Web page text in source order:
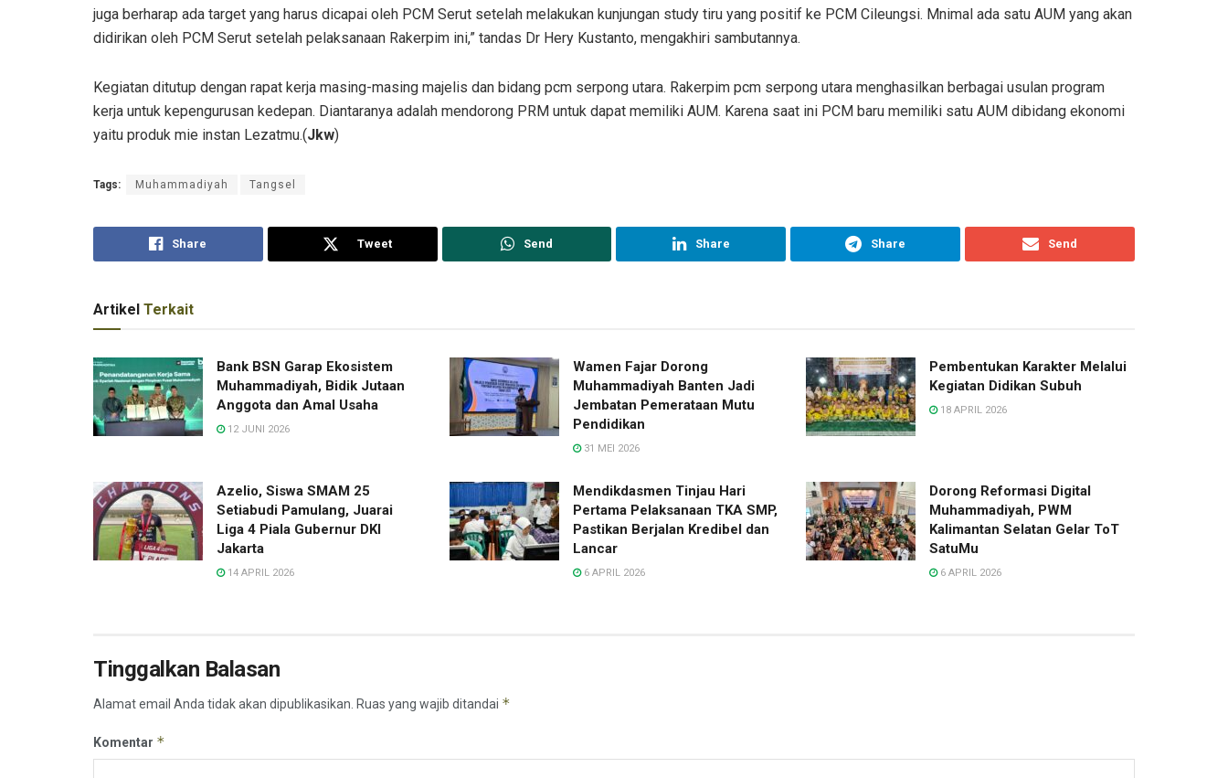
juga berharap ada target yang harus dicapai oleh PCM Serut setelah melakukan kunjungan study tiru yang positif ke PCM Cileungsi. Mnimal ada satu AUM yang akan
didirikan oleh PCM Serut setelah pelaksanaan Rakerpim ini,” tandas Dr Hery Kustanto, mengakhiri sambutannya.
Kegiatan ditutup dengan rapat kerja masing-masing majelis dan bidang pcm serpong utara. Rakerpim pcm serpong utara menghasilkan berbagai usulan program
kerja untuk kepengurusan kedepan. Diantaranya adalah mendorong PRM untuk dapat memiliki AUM. Karena saat ini PCM baru memiliki satu AUM dibidang ekonomi
yaitu produk mie instan Lezatmu.(Jkw)
Tags: Muhammadiyah Tangsel
Share Tweet Send Share Share Send
Artikel Terkait
Bank BSN Garap Ekosistem
Muhammadiyah, Bidik Jutaan
Anggota dan Amal Usaha
12 JUNI 2026
Wamen Fajar Dorong
Muhammadiyah Banten Jadi
Jembatan Pemerataan Mutu
Pendidikan
31 MEI 2026
Pembentukan Karakter Melalui
Kegiatan Didikan Subuh
18 APRIL 2026
Azelio, Siswa SMAM 25
Setiabudi Pamulang, Juarai
Liga 4 Piala Gubernur DKI
Jakarta
14 APRIL 2026
Mendikdasmen Tinjau Hari
Pertama Pelaksanaan TKA SMP,
Pastikan Berjalan Kredibel dan
Lancar
6 APRIL 2026
Dorong Reformasi Digital
Muhammadiyah, PWM
Kalimantan Selatan Gelar ToT
SatuMu
6 APRIL 2026
Tinggalkan Balasan
Alamat email Anda tidak akan dipublikasikan. Ruas yang wajib ditandai *
Komentar *